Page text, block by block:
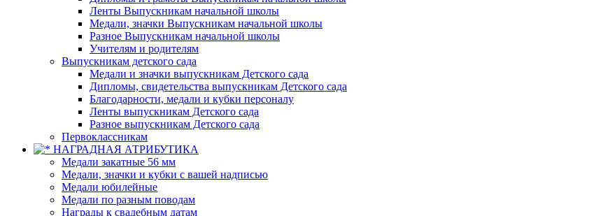
Ленты Выпускникам начальной школы
Медали, значки Выпускникам начальной школы
Разное Выпускникам начальной школы
Учителям и родителям
Выпускникам детского сада
Медали и значки выпускникам Детского сада
Дипломы, свидетельства выпускникам Детского сада
Благодарности, медали и кубки персоналу
Ленты выпускникам Детского сада
Разное выпускникам Детского сада
Первоклассникам
НАГРАДНАЯ АТРИБУТИКА
Медали закатные 56 мм
Медали, значки и кубки с вашей надписью
Медали юбилейные
Медали по разным поводам
Награды к свадебным датам